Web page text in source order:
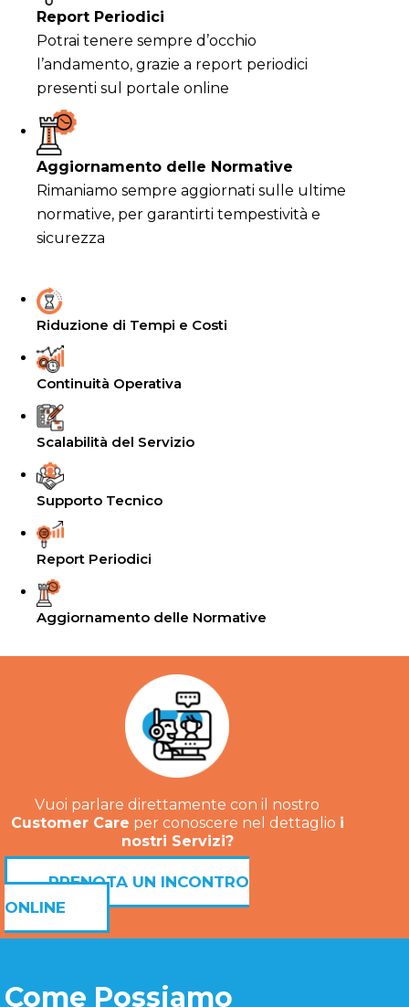
Report Periodici
Potrai tenere sempre d’occhio
l’andamento, grazie a report periodici
presenti sul portale online
Aggiornamento delle Normative
Rimaniamo sempre aggiornati sulle ultime
normative, per garantirti tempestività e
sicurezza
Riduzione di Tempi e Costi
Continuità Operativa
Scalabilità del Servizio
Supporto Tecnico
Report Periodici
Aggiornamento delle Normative
Vuoi parlare direttamente con il nostro
Customer Care per conoscere nel dettaglio i
nostri Servizi?
PRENOTA UN INCONTRO
ONLINE
Come Possiamo